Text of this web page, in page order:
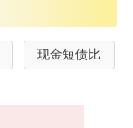
现金短债比